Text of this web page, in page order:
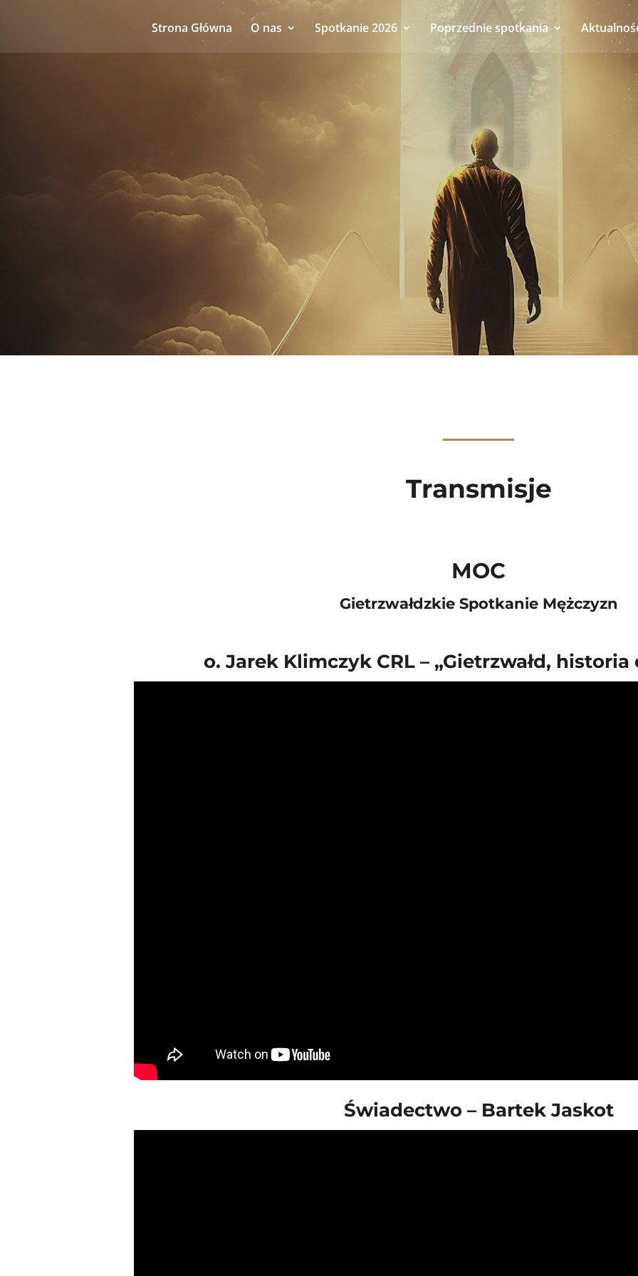
Strona Główna O nas Spotkanie 2026 Poprzednie spotkania
Transmisje
MOC
Gietrzwałdzkie Spotkanie Mężczyzn
o. Jarek Klimczyk CRL – „Gietrzwałd, historia
Świadectwo – Bartek Jaskot